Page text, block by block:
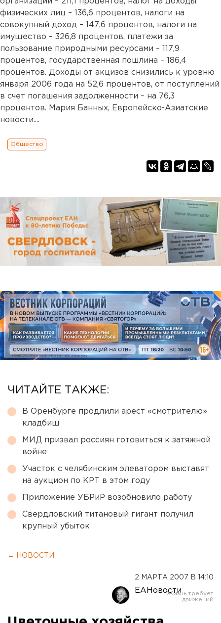
физических лиц – 136,6 процентов, налоги на
совокупный доход – 147,6 процентов, налоги на
имущество – 326,8 процентов, платежи за
пользование природными ресурсами – 117,9
процентов, государственная пошлина – 186,4
процентов. Доходы от акцизов снизились к уровню
января 2006 года на 52,6 процентов, от поступлений
в счет погашения задолженности – на 76,3
процентов. Мария Банных, Европейско-Азиатские
новости....
Общество
ЧИТАЙТЕ ТАКЖЕ:
В Оренбурге продлили арест «смотрителю»
кладбищ
МИД призвал россиян готовиться к затяжной
войне
Участок с челябинским элеватором выставят
на аукцион по КРТ в этом году
Приложение УБРиР возобновило работу
Свердловский титановый гигант получил
крупный убыток
← НОВОСТИ
2 МАРТА 2007 В 14:10
ЕАНовости